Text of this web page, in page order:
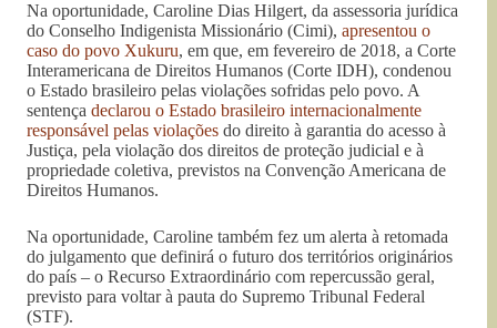
Na oportunidade, Caroline Dias Hilgert, da assessoria jurídica
do Conselho Indigenista Missionário (Cimi), apresentou o
caso do povo Xukuru, em que, em fevereiro de 2018, a Corte
Interamericana de Direitos Humanos (Corte IDH), condenou
o Estado brasileiro pelas violações sofridas pelo povo. A
sentença declarou o Estado brasileiro internacionalmente
responsável pelas violações do direito à garantia do acesso à
Justiça, pela violação dos direitos de proteção judicial e à
propriedade coletiva, previstos na Convenção Americana de
Direitos Humanos.
Na oportunidade, Caroline também fez um alerta à retomada
do julgamento que definirá o futuro dos territórios originários
do país – o Recurso Extraordinário com repercussão geral,
previsto para voltar à pauta do Supremo Tribunal Federal
(STF).